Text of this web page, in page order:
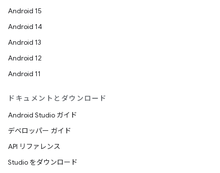
Android 15
Android 14
Android 13
Android 12
Android 11
ドキュメントとダウンロード
Android Studio ガイド
デベロッパー ガイド
API リファレンス
Studio をダウンロード